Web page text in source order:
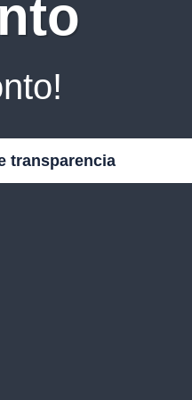
transparencia